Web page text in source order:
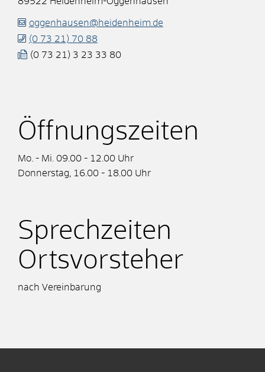
oggenhausen@heidenheim.de
(0 73 21) 70 88
(0 73 21) 3 23 33 80
Öffnungszeiten
Mo. - Mi. 09.00 - 12.00 Uhr
Donnerstag, 16.00 - 18.00 Uhr
Sprechzeiten
Ortsvorsteher
nach Vereinbarung